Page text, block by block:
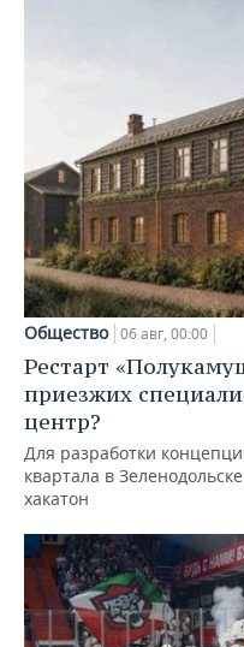
Общество 06 авг, 00:00
Рестарт
приезжих
центр?
Для разработки
квартала в
хакатон